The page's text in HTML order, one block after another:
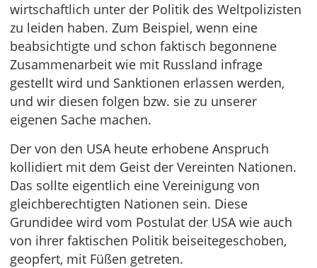
wirtschaftlich unter der Politik des Weltpolizisten
zu leiden haben. Zum Beispiel, wenn eine
beabsichtigte und schon faktisch begonnene
Zusammenarbeit wie mit Russland infrage
gestellt wird und Sanktionen erlassen werden,
und wir diesen folgen bzw. sie zu unserer
eigenen Sache machen.
Der von den USA heute erhobene Anspruch
kollidiert mit dem Geist der Vereinten Nationen.
Das sollte eigentlich eine Vereinigung von
gleichberechtigten Nationen sein. Diese
Grundidee wird vom Postulat der USA wie auch
von ihrer faktischen Politik beiseitegeschoben,
geopfert, mit Füßen getreten.